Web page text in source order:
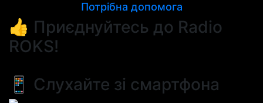
Потрібна допомога
👍 Приєднуйтесь до Radio
ROKS!
📱 Слухайте зі смартфона